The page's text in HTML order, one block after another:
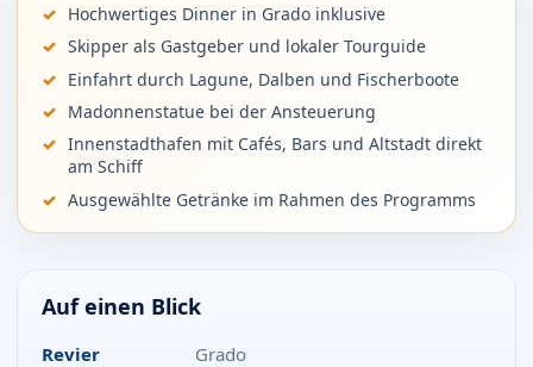
Hochwertiges Dinner in Grado inklusive
Skipper als Gastgeber und lokaler Tourguide
Einfahrt durch Lagune, Dalben und Fischerboote
Madonnenstatue bei der Ansteuerung
Innenstadthafen mit Cafés, Bars und Altstadt direkt
am Schiff
Ausgewählte Getränke im Rahmen des Programms
Auf einen Blick
Revier
Grado